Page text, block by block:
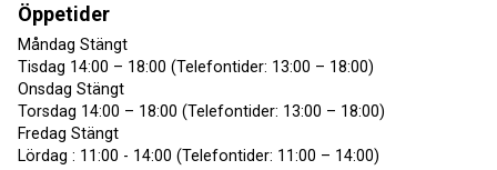
Öppetider
Måndag Stängt
Tisdag 14:00 – 18:00 (Telefontider: 13:00 – 18:00)
Onsdag Stängt
Torsdag 14:00 – 18:00 (Telefontider: 13:00 – 18:00)
Fredag Stängt
Lördag : 11:00 - 14:00 (Telefontider: 11:00 – 14:00)